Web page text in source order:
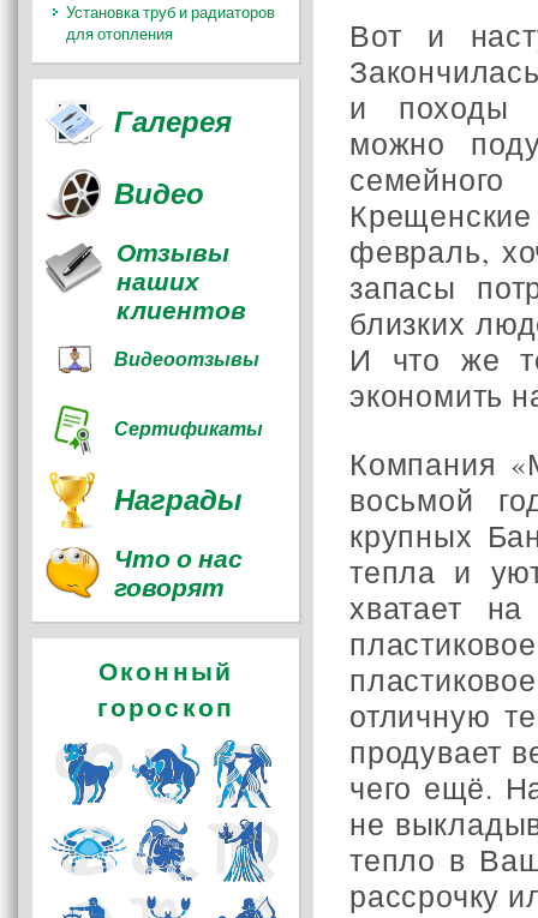
Вот и
и походы
можно
февраль,
запасы
близких
И что же
экономить
Компания
восьмой
крупных
тепла и
хватает
отличную
продувает
чего ещё.
не
тепло в
рассрочку
Установка труб и радиаторов
для отопления
Галерея
Видео
Отзывы
наших
клиентов
Видеоотзывы
Сертификаты
Награды
Что о нас
говорят
Оконный
гороскоп